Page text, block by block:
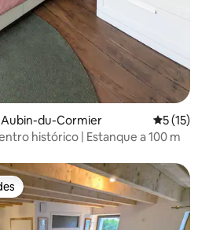
du-Cormier
5 (15)
histórico | Estanque a 100 m